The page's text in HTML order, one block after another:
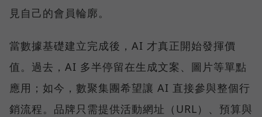
見自己的會員輪廓。
當數據基礎建立完成後，AI 才真正開始發揮價
值。過去，AI 多半停留在生成文案、圖片等單點
應用；如今，數聚集團希望讓 AI 直接參與整個行
銷流程。品牌只需提供活動網址（URL）、預算與